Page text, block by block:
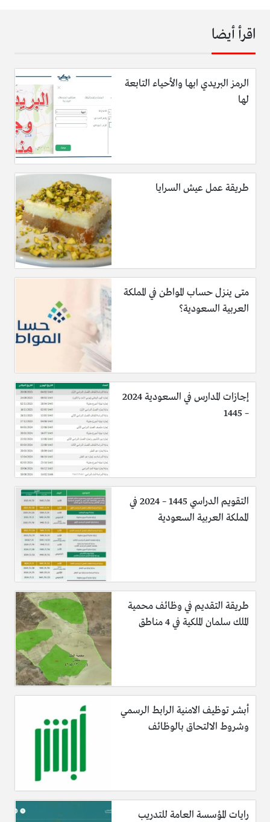
اقرأ أيضا
الرمز البريدي ابها والأحياء التابعة
لها
طريقة عمل عيش السرايا
متى ينزل حساب المواطن في المملكة
العربية السعودية؟
إجازات المدارس في السعودية 2024
– 1445
التقويم الدراسي 1445 – 2024 في
المملكة العربية السعودية
طريقة التقديم في وظائف محمية
الملك سلمان الملكية في 4 مناطق
أبشر توظيف الامنية الرابط الرسمي
وشروط الالتحاق بالوظائف
رايات المؤسسة العامة للتدريب